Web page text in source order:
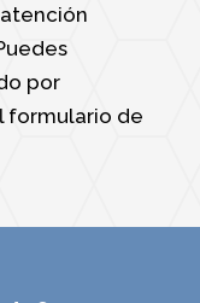
por
formulario de